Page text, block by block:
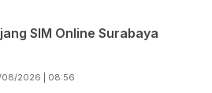
SIM Online Surabaya
08/2026 | 08:56